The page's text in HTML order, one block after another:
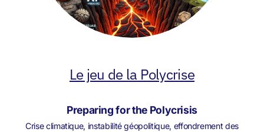
Le jeu de la Polycrise
Preparing for the Polycrisis
Crise climatique, instabilité géopolitique, effondrement des